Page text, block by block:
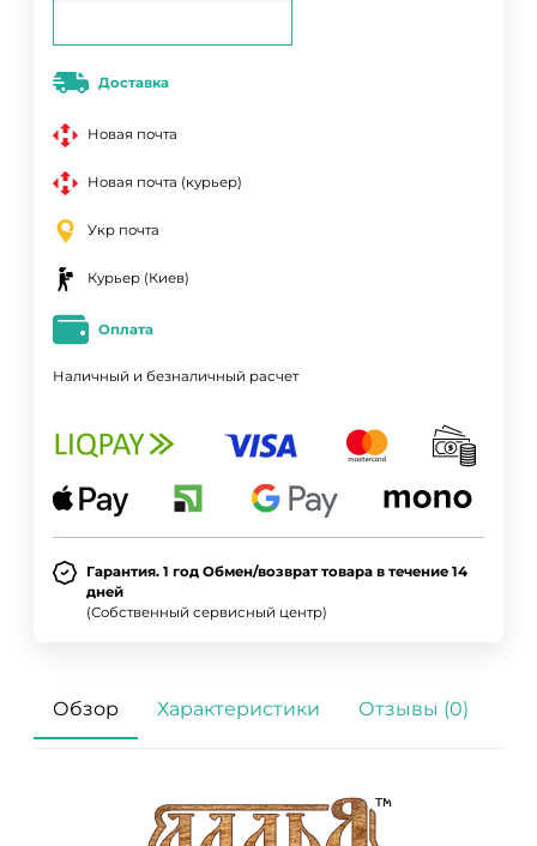
Доставка
Новая почта
Новая почта (курьер)
Укр почта
Курьер (Киев)
Оплата
Наличный и безналичный расчет
Гарантия. 1 год Обмен/возврат товара в течение 14
дней
(Собственный сервисный центр)
Обзор Характеристики Отзывы (0)